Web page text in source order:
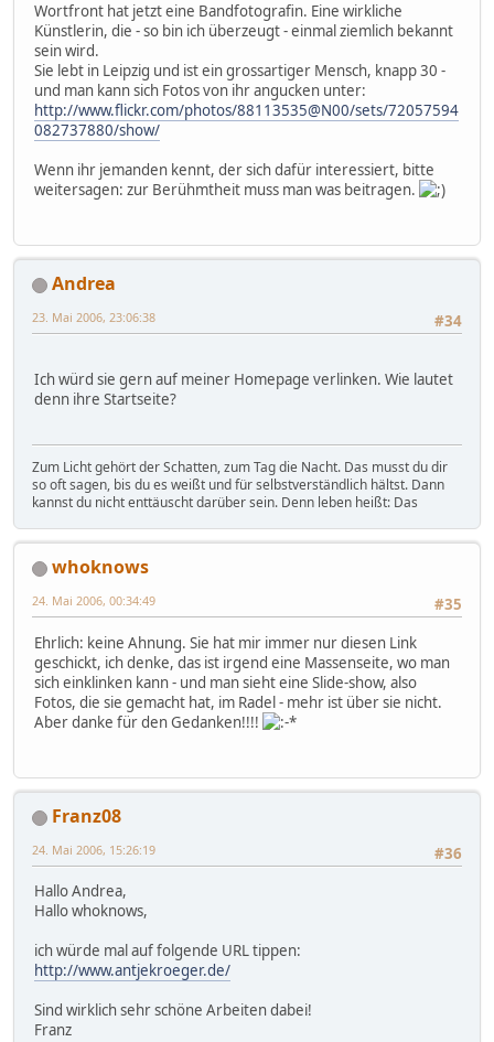
Wortfront hat jetzt eine Bandfotografin. Eine wirkliche
Künstlerin, die - so bin ich überzeugt - einmal ziemlich bekannt
sein wird.
Sie lebt in Leipzig und ist ein grossartiger Mensch, knapp 30 -
und man kann sich Fotos von ihr angucken unter:
http://www.flickr.com/photos/88113535@N00/sets/72057594
082737880/show/
Wenn ihr jemanden kennt, der sich dafür interessiert, bitte
weitersagen: zur Berühmtheit muss man was beitragen.
Andrea
#34
23. Mai 2006, 23:06:38
Ich würd sie gern auf meiner Homepage verlinken. Wie lautet
denn ihre Startseite?
Zum Licht gehört der Schatten, zum Tag die Nacht. Das musst du dir
so oft sagen, bis du es weißt und für selbstverständlich hältst. Dann
kannst du nicht enttäuscht darüber sein. Denn leben heißt: Das
whoknows
#35
24. Mai 2006, 00:34:49
Ehrlich: keine Ahnung. Sie hat mir immer nur diesen Link
geschickt, ich denke, das ist irgend eine Massenseite, wo man
sich einklinken kann - und man sieht eine Slide-show, also
Fotos, die sie gemacht hat, im Radel - mehr ist über sie nicht.
Aber danke für den Gedanken!!!!
Franz08
#36
24. Mai 2006, 15:26:19
Hallo Andrea,
Hallo whoknows,
ich würde mal auf folgende URL tippen:
http://www.antjekroeger.de/
Sind wirklich sehr schöne Arbeiten dabei!
Franz